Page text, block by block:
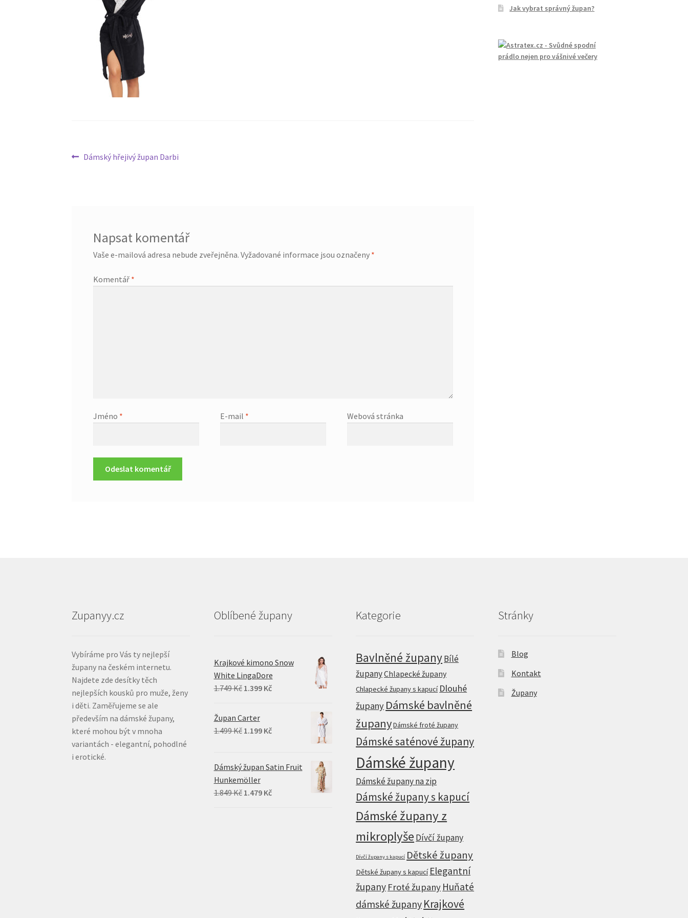
Navigace
Předchozí
Dámský hřejivý župan Darbi
Napsat komentář
Vaše e-mailová adresa nebude zveřejněna. Vyžadované informace jsou označeny *
Komentář *
Jméno * E-mail * Webová stránka
Jak vybrat správný župan?
Zupanyy.cz
Vybíráme pro Vás ty nejlepší
župany na českém internetu.
Najdete zde desítky těch
nejlepších kousků pro muže, ženy
i děti. Zaměřujeme se ale
především na dámské župany,
které mohou být v mnoha
variantách - elegantní, pohodlné
i erotické.
Oblíbené župany
Krajkové kimono Snow
White LingaDore
1.749Kč Original
1.749 Kč.
1.399 KčCurrent
1.399 Kč.
Župan Carter
1.499Kč Original
1.499 Kč.
1.199 KčCurrent
1.199 Kč.
Dámský župan Satin Fruit
Hunkemöller
1.849Kč Original
1.479 KčCurrent
Kategorie
Bavlněné županyBílé
županyChlapecké župany
Chlapecké župany s kapucí Dlouhé
župany Dámské bavlněné
županyDámské froté župany
Dámské saténové župany
Dámské župany
Dámské župany na zip
Dámské župany s kapucí
Dámské župany z
mikroplyše Dívčí župany
Dívčí župany s kapucí Dětské župany
Dětské župany s kapucí Elegantní
župany Froté župany Huňaté
dámské župany Krajkové
Stránky
Blog
Kontakt
Župany